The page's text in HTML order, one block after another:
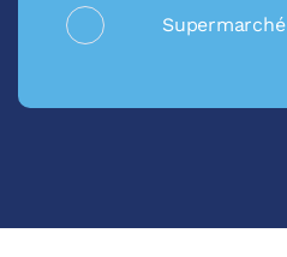
Supermarché